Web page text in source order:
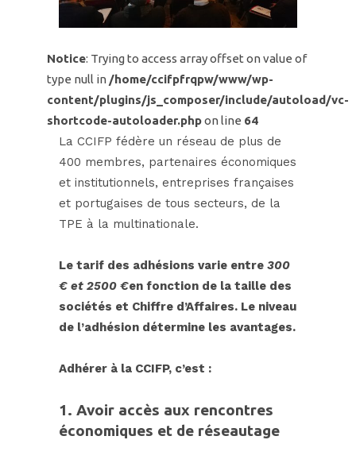
Notice: Trying to access array offset on value of
type null in /home/ccifpfrqpw/www/wp-
content/plugins/js_composer/include/autoload/vc-
shortcode-autoloader.phpon line 64
La CCIFP fédère un réseau de plus de
400 membres, partenaires économiques
et institutionnels, entreprises françaises
et portugaises de tous secteurs, de la
TPE à la multinationale.
Le tarif des adhésions varie entre 300
€ et 2500 €en fonction de la taille des
sociétés et Chiffre d’Affaires. Le niveau
de l’adhésion détermine les avantages.
Adhérer à la CCIFP, c’est :
1. Avoir accès aux rencontres
économiques et de réseautage